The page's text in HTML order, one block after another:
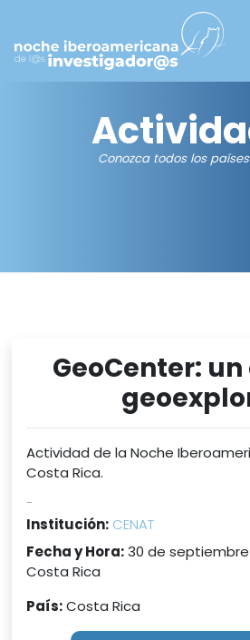
Conozca todos los
GeoCenter:
Actividad de la Noche
Costa Rica.
...
Institución: CENAT
Fecha y Hora:30 de septiembre
Costa Rica
País:Costa Rica